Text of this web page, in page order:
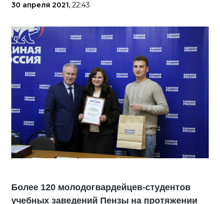
30 апреля 2021, 22:43
Более 120 молодогвардейцев-студентов
учебных заведений Пензы на протяжении